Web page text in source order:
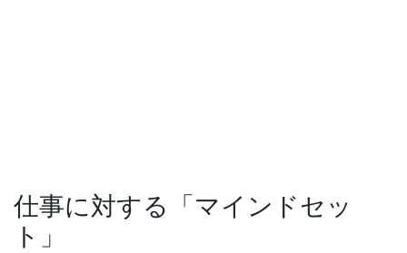
仕事に対する「マインドセッ
ト」